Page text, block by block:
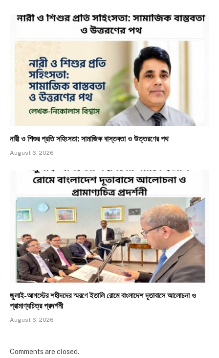
নারী ও শিশুর প্রতি সহিংসতা: সামাজিক বাস্তবতা ও উত্তরণের পথ
August 6, 2026
জুলাই-আগস্টের শহীদদের স্মরণে ইতালি রোমে বাংলাদেশ দূতাবাসে আলোচনা ও
প্রামাণ্যচিত্র প্রদর্শনী
August 6, 2026
Comments are closed.